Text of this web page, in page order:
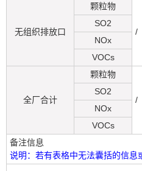
无组织排放口
颗粒物
/
SO2
NOx
VOCs
全厂合计
颗粒物
/
SO2
NOx
VOCs
备注信息
说明：若有表格中无法囊括的信